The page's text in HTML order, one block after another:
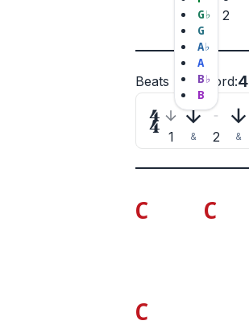
G♭
G
A♭
A
B♭
B
1
2
Beats per chord:4
 1 & 2 &
C C
C